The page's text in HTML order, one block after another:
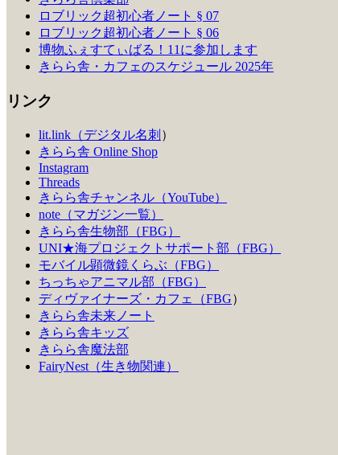
ロブリック超初心者ノート § 07
ロブリック超初心者ノート § 06
博物ふぇすてぃばる！11に参加します
きらら舎・カフェのスケジュール 2025年
リンク
lit.link（デジタル名刺 ）
きらら舎 Online Shop
Instagram
Threads
きらら舎チャンネル（YouTube）
note（マガジン一覧）
きらら舎生物部（FBG）
UNI★海プロジェクトサポート部（FBG）
モバイル顕微鏡くらぶ（FBG）
ちっちゃアニマル部（FBG）
ディヴァイナーズ・カフェ（FBG）
きらら舎未来ノート
きらら舎キッズ
きらら舎魔法部
FairyNest（生き物関連）